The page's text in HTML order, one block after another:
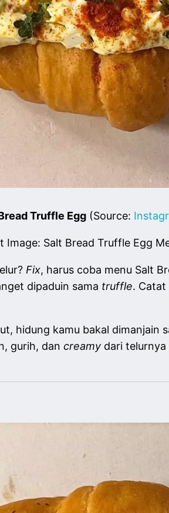
Truffle Egg (Source:
Image: Salt Bread Truffle Egg
Fix, harus coba menu Salt
dipaduin sama truffle. Catat
hidung kamu bakal dimanjain
gurih, dan creamydari telurnya